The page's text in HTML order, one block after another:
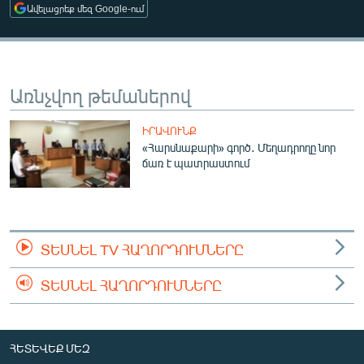
ՄԻՋԱԶԳԱՅԻՆ
ՄՇԱԿՈՒՅԹ
ՄԵԿՆԱԲԱՆՈՒԹՅՈՒՆ
ՏՏ ԵՒ ԻՆՏԵՐՆԵՏ
ԿՈՐՈՆԱՎԻՐՈՒՍ
ԱՐԽԻՎ
ԲԱՆԱՎԵՃ
ՁԳՏԵԼՈՎ ԼԱՎԱԳՈՒՅՆԻՆ
ՓՈԴՔԱՍԹ
Հայերեն
Ավելացրեք մեզ Google-ում
Առնչվող թեմաներով
ԻՐԱՎՈՒՆՔ
«Հարսնաքարի» գործ․ Մեղադրողը նոր
ճառ է պատրաստում
ՏԵՍՆԵԼ TV ՀԱՂՈՐԴՈՒՄՆԵՐԸ
ՏԵՍՆԵԼ ՀԱՂՈՐԴՈՒՄՆԵՐԸ
ՀԵՏԵՎԵՔ ՄԵԶ